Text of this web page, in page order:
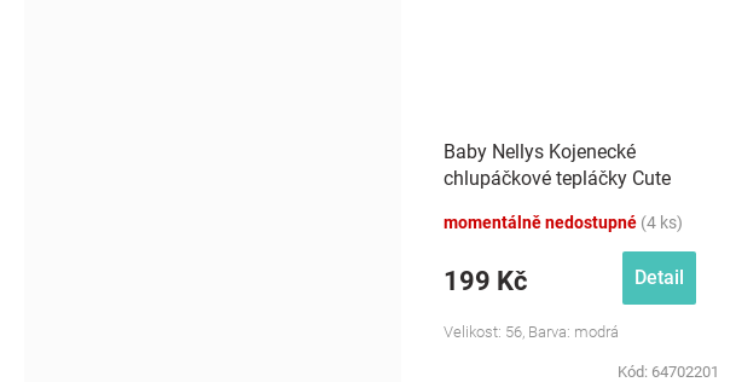
Baby Nellys Kojenecké
chlupáčkové tepláčky Cute
momentálně nedostupné (4 ks)
199 Kč Detail
Velikost: 56, Barva: modrá
Kód: 64702201